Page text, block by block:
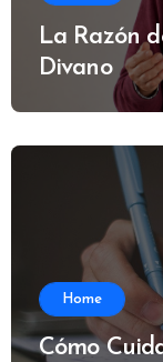
La Razón
Divano
Home
Cómo